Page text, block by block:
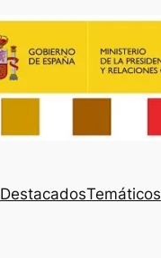
DestacadosTemáticos